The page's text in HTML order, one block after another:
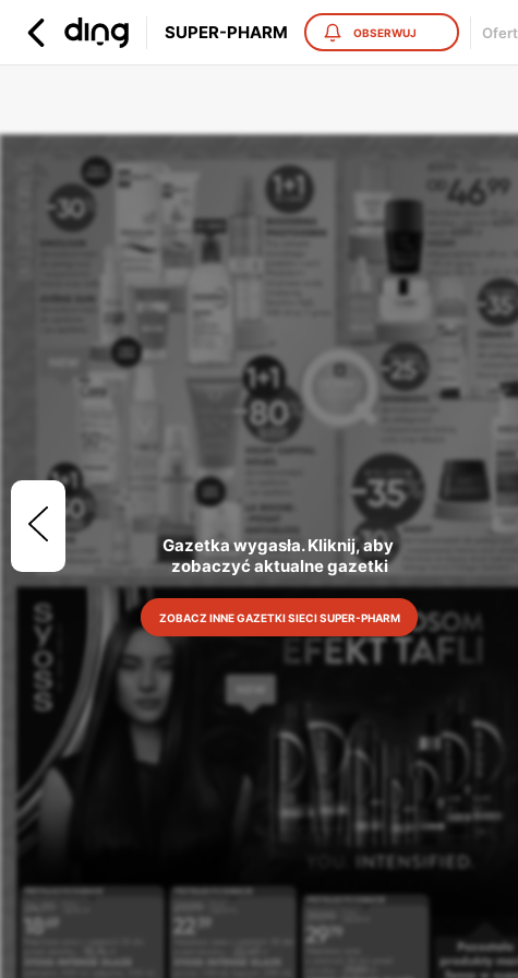
SUPER-PHARM OBSERWUJ
Gazetka wygasła. Kliknij, aby
zobaczyć aktualne gazetki
ZOBACZ INNE GAZETKI SIECI SUPER-PHARM